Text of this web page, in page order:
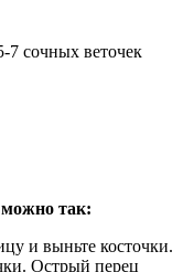
7 сочных веточек
так:
и выньте косточки.
Острый перец